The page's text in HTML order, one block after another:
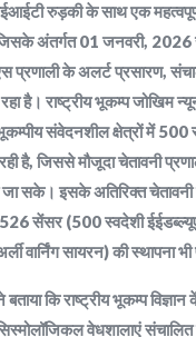
रुड़की के साथ एक
जिसके अंतर्गत 01 जनवरी,
प्रणाली के अलर्ट प्रसारण,
रहा है। राष्ट्रीय भूकम्प जोखिम
संवेदनशील क्षेत्रों में 500
है, जिससे मौजूदा चेतावनी
सके। इसके अतिरिक्त चेतावनी
सेंसर (500 स्वदेशी
वार्निंग सायरन) की स्थापना
कि राष्ट्रीय भूकम्प
वेधशालाएं